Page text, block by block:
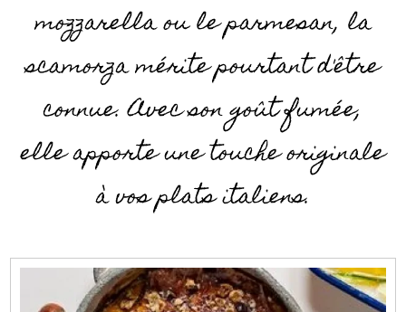
mozzarella ou le parmesan, la
scamorza mérite pourtant d'être
connue. Avec son goût fumée,
elle apporte une touche originale
à vos plats italiens.